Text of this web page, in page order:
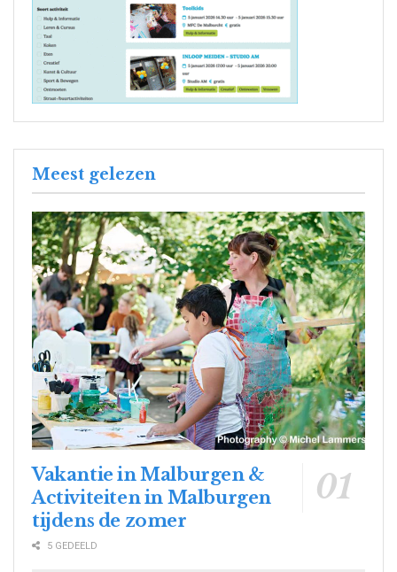
Meest gelezen
Vakantie in Malburgen &
Activiteiten in Malburgen
tijdens de zomer
5 GEDEELD